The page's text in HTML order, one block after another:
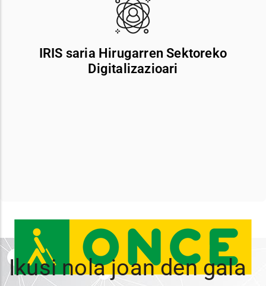
ezarri eta erradiologia-zerbitzuak goitik behera
aldatzeagatik. Horri esker, pazienteen bizi-kalitatea
denborak murriztu dira eta okerreko diagnostiko baten
ondorioz gerta daitezkeen tratamendu desegokiak
IRIS saria Hirugarren Sektoreko
Digitalizazioari
Ikusi nola joan den gala